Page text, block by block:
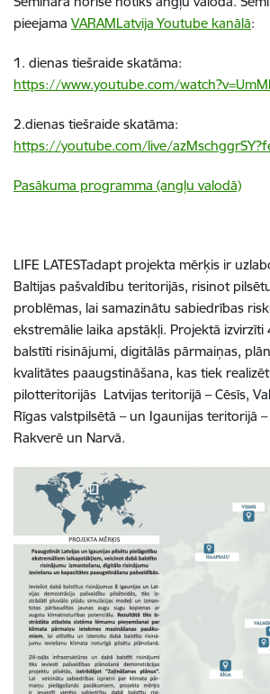
pieejama VARAMLatvija Youtube kanālā:
1. dienas tiešraide skatāma:
https://www.youtube.com/
2.dienas tiešraide skatāma:
https://youtube.com/live/
Pasākuma programma (angļu valodā)
LIFE LATESTadapt projekta mērķis ir
Baltijas pašvaldību teritorijās, risinot
problēmas, lai samazinātu sabiedrības
ekstremālie laika apstākļi. Projektā izvirzīti
balstīti risinājumi, digitālās pārmaiņas,
kvalitātes paaugstināšana, kas tiek
pilotteritorijās Latvijas teritorijā – Cēsīs,
Rīgas valstpilsētā – un Igaunijas teritorijā –
Rakverē un Narvā.